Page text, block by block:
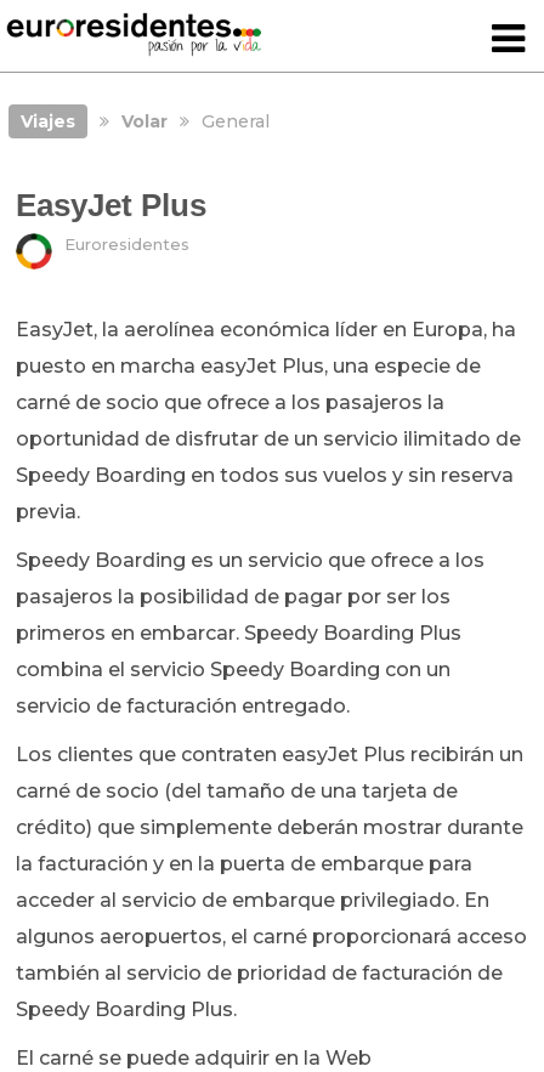
Viajes Volar General
EasyJet Plus
Euroresidentes
EasyJet, la aerolínea económica líder en Europa, ha
puesto en marcha easyJet Plus, una especie de
carné de socio que ofrece a los pasajeros la
oportunidad de disfrutar de un servicio ilimitado de
Speedy Boarding en todos sus vuelos y sin reserva
previa.
Speedy Boarding es un servicio que ofrece a los
pasajeros la posibilidad de pagar por ser los
primeros en embarcar. Speedy Boarding Plus
combina el servicio Speedy Boarding con un
servicio de facturación entregado.
Los clientes que contraten easyJet Plus recibirán un
carné de socio (del tamaño de una tarjeta de
crédito) que simplemente deberán mostrar durante
la facturación y en la puerta de embarque para
acceder al servicio de embarque privilegiado. En
algunos aeropuertos, el carné proporcionará acceso
también al servicio de prioridad de facturación de
Speedy Boarding Plus.
El carné se puede adquirir en la Web